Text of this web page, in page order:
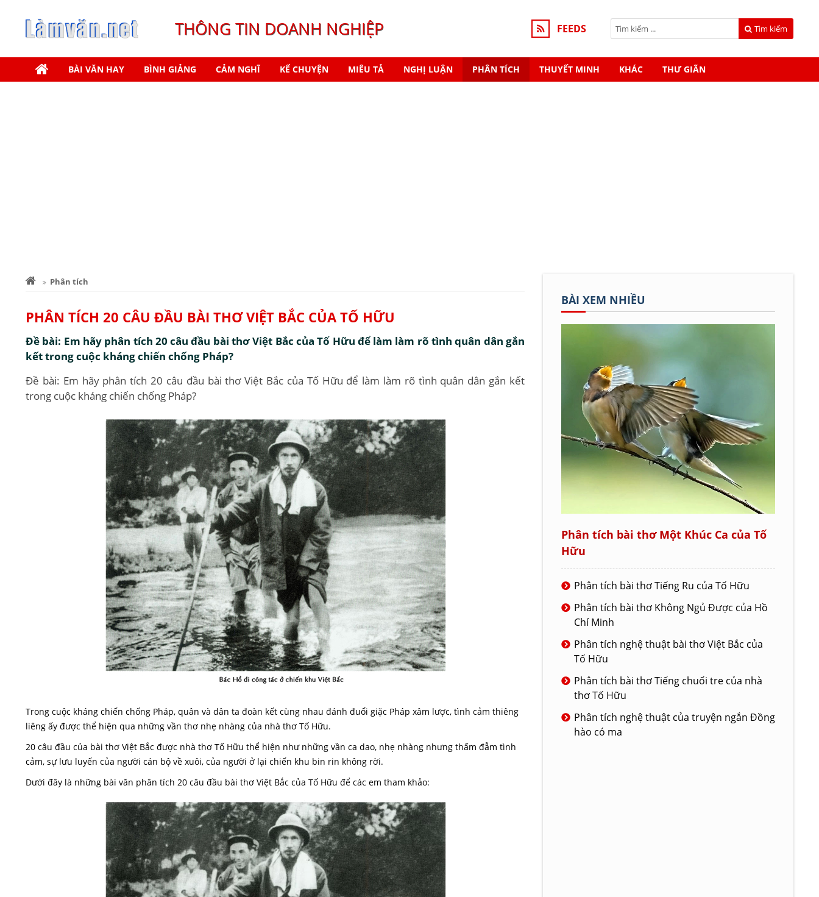
THÔNG TIN DOANH NGHIỆP FEEDS Tìm kiếm
BÀI VĂN HAY BÌNH GIẢNG CẢM NGHĨ KỂ CHUYỆN MIÊU TẢ NGHỊ LUẬN PHÂN TÍCH THUYẾT MINH KHÁC THƯ GIÃN
Phân tích
PHÂN TÍCH 20 CÂU ĐẦU BÀI THƠ VIỆT BẮC CỦA TỐ HỮU
Đề bài: Em hãy phân tích 20 câu đầu bài thơ Việt Bắc của Tố Hữu để làm làm rõ tình quân dân gắn
kết trong cuộc kháng chiến chống Pháp?
Đề bài: Em hãy phân tích 20 câu đầu bài thơ Việt Bắc của Tố Hữu để làm làm rõ tình quân dân gắn kết
trong cuộc kháng chiến chống Pháp?
Trong cuộc kháng chiến chống Pháp, quân và dân ta đoàn kết cùng nhau đánh đuổi giặc Pháp xâm lược, tình cảm thiêng
liêng ấy được thể hiện qua những vần thơ nhẹ nhàng của nhà thơ Tố Hữu.
20 câu đầu của bài thơ Việt Bắc được nhà thơ Tố Hữu thể hiện như những vần ca dao, nhẹ nhàng nhưng thấm đẫm tình
cảm, sự lưu luyến của người cán bộ về xuôi, của người ở lại chiến khu bin rin không rời.
Dưới đây là những bài văn phân tích 20 câu đầu bài thơ Việt Bắc của Tố Hữu để các em tham khảo:
BÀI XEM NHIỀU
Phân tích bài thơ Một Khúc Ca của Tố
Hữu
Phân tích bài thơ Tiếng Ru của Tố Hữu
Phân tích bài thơ Không Ngủ Được của Hồ
Chí Minh
Phân tích nghệ thuật bài thơ Việt Bắc của
Tố Hữu
Phân tích bài thơ Tiếng chuổi tre của nhà
thơ Tố Hữu
Phân tích nghệ thuật của truyện ngắn Đồng
hào có ma